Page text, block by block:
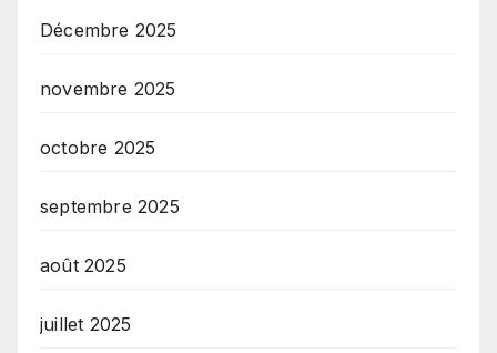
Décembre 2025
novembre 2025
octobre 2025
septembre 2025
août 2025
juillet 2025